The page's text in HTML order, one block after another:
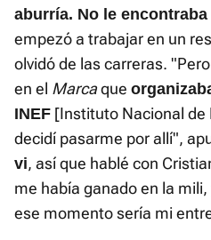
aburría. No le
empezó a trabajar en un
olvidó de las carreras.
en el Marcaque
INEF [Instituto Nacional de
decidí pasarme por allí",
vi, así que hablé con
me había ganado en la
ese momento sería mi